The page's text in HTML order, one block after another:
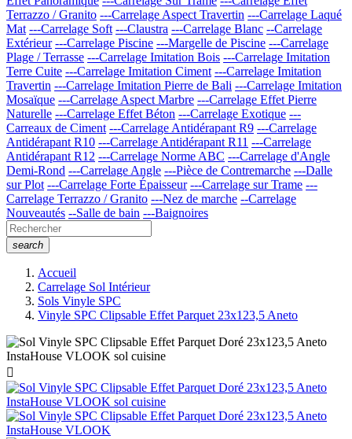
Terrazzo / Granito ---Carrelage Aspect Travertin ---Carrelage Laqué
Mat ---Carrelage Soft ---Claustra ---Carrelage Blanc --Carrelage
Extérieur ---Carrelage Piscine ---Margelle de Piscine ---Carrelage
Plage / Terrasse ---Carrelage Imitation Bois ---Carrelage Imitation
Terre Cuite ---Carrelage Imitation Ciment ---Carrelage Imitation
Travertin ---Carrelage Imitation Pierre de Bali ---Carrelage Imitation
Mosaïque ---Carrelage Aspect Marbre ---Carrelage Effet Pierre
Naturelle ---Carrelage Effet Béton ---Carrelage Exotique ---
Carreaux de Ciment ---Carrelage Antidérapant R9 ---Carrelage
Antidérapant R10 ---Carrelage Antidérapant R11 ---Carrelage
Antidérapant R12 ---Carrelage Norme ABC ---Carrelage d'Angle
Demi-Rond ---Carrelage Angle ---Pièce de Contremarche ---Dalle
sur Plot ---Carrelage Forte Épaisseur ---Carrelage sur Trame ---
Carrelage Terrazzo / Granito ---Nez de marche --Carrelage
Nouveautés --Salle de bain ---Baignoires
search
Accueil
Carrelage Sol Intérieur
Sols Vinyle SPC
Vinyle SPC Clipsable Effet Parquet 23x123,5 Aneto
